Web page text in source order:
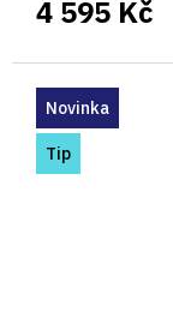
4 595 Kč
Novinka
Tip